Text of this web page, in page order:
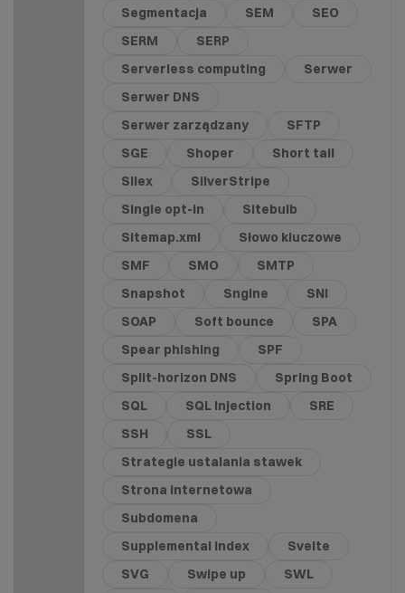
Segmentacja
SEM
SEO
SERM
SERP
Serverless computing
Serwer
Serwer DNS
Serwer zarządzany
SFTP
SGE
Shoper
Short tail
Silex
SilverStripe
Single opt-in
Sitebulb
Sitemap.xml
Słowo kluczowe
SMF
SMO
SMTP
Snapshot
Sngine
SNI
SOAP
Soft bounce
SPA
Spear phishing
SPF
Split-horizon DNS
Spring Boot
SQL
SQL Injection
SRE
SSH
SSL
Strategie ustalania stawek
Strona internetowa
Subdomena
Supplemental index
Svelte
SVG
Swipe up
SWL